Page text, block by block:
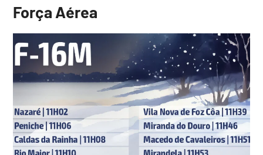
Força Aérea